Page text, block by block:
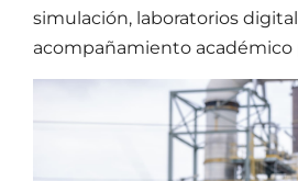
simulación, laboratorios
acompañamiento